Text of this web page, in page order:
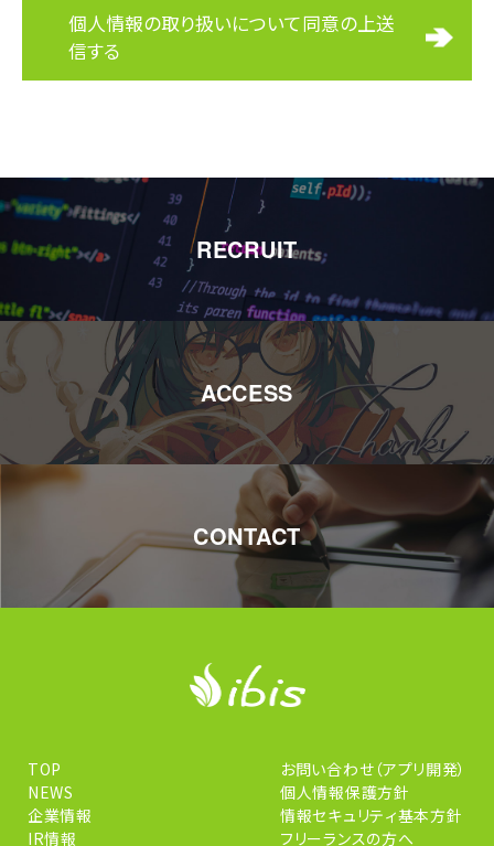
個人情報の取り扱いについて同意の上送
信する
RECRUIT
ACCESS
CONTACT
TOP
NEWS
企業情報
IR情報
お問い合わせ（アプリ開発）
個人情報保護方針
情報セキュリティ基本方針
フリーランスの方へ